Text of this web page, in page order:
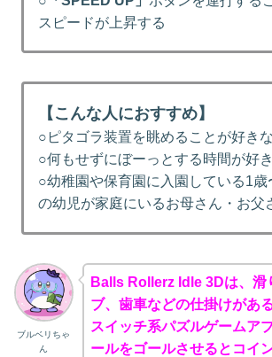
スピードが上昇する
【こんな人におすすめ】
○ピタゴラ装置を眺めることが好き
○何もせずにぼーっとする時間が好
○幼稚園や保育園に入園している1歳
の幼児が家庭にいるお母さん・お父
ブルベリちゃ
ん
Balls Rollerz Idle 3Dは、滑
ブ、歯車などの仕掛けがあ
スイッチ系パズルゲーム
ールをゴールさせるとコイ